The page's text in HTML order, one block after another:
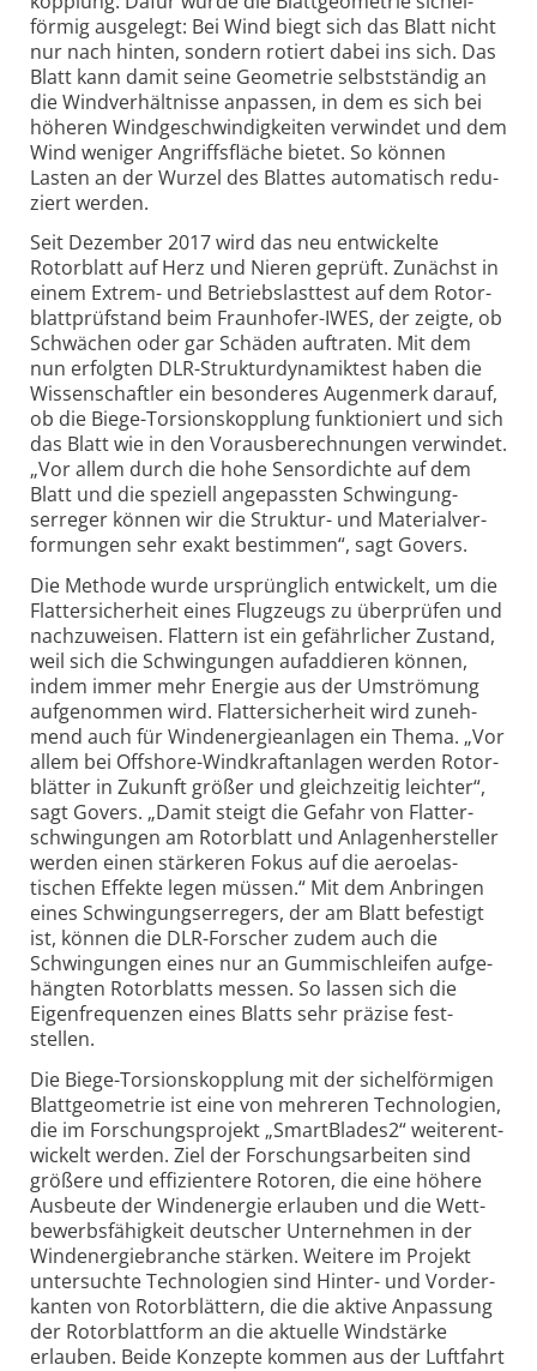
förmig aus­ge­legt: Bei Wind biegt sich das Blatt nicht
nur nach hinten, sondern rotiert dabei ins sich. Das
Blatt kann damit seine Geo­metrie selbst­ständig an
die Wind­ver­hält­nisse anpassen, in dem es sich bei
höheren Wind­geschwin­dig­keiten ver­windet und dem
Wind weniger Angriffs­fläche bietet. So können
Lasten an der Wurzel des Blattes auto­ma­tisch redu­
ziert werden.
Seit Dezember 2017 wird das neu entwickelte
Rotorblatt auf Herz und Nieren geprüft. Zunächst in
einem Extrem- und Betriebs­last­test auf dem Rotor­
blatt­prüf­stand beim Fraun­hofer-IWES, der zeigte, ob
Schwächen oder gar Schäden auftraten. Mit dem
nun erfolgten DLR-Struktur­dynamik­test haben die
Wissen­schaftler ein beson­deres Augen­merk darauf,
ob die Biege-Torsions­kopp­lung funktio­niert und sich
das Blatt wie in den Voraus­berech­nungen ver­windet.
„Vor allem durch die hohe Sensor­dichte auf dem
Blatt und die speziell ange­passten Schwingung­
serreger können wir die Struktur- und Material­ver­
for­mungen sehr exakt bestimmen“, sagt Govers.
Die Methode wurde ursprünglich entwickelt, um die
Flatter­sicher­heit eines Flug­zeugs zu über­prüfen und
nach­zu­weisen. Flattern ist ein gefähr­licher Zustand,
weil sich die Schwin­gungen auf­addieren können,
indem immer mehr Energie aus der Um­strö­mung
auf­ge­nommen wird. Flatter­sicher­heit wird zuneh­
mend auch für Wind­energie­anlagen ein Thema. „Vor
allem bei Off­shore-Wind­kraft­anlagen werden Rotor­
blätter in Zukunft größer und gleich­zeitig leichter“,
sagt Govers. „Damit steigt die Gefahr von Flatter­
schwin­gungen am Rotor­blatt und Anlagen­her­steller
werden einen stär­keren Fokus auf die aero­elas­
tischen Effekte legen müssen.“ Mit dem Anbringen
eines Schwingungs­erregers, der am Blatt befestigt
ist, können die DLR-Forscher zudem auch die
Schwin­gungen eines nur an Gummi­schleifen auf­ge­
hängten Rotor­blatts messen. So lassen sich die
Eigen­frequenzen eines Blatts sehr präzise fest­
stellen.
Die Biege-Torsionskopplung mit der sichelförmigen
Blatt­geo­metrie ist eine von mehreren Techno­logien,
die im Forschungs­projekt „SmartBlades2“ weiter­ent­
wickelt werden. Ziel der Forschungs­arbeiten sind
größere und effi­zien­tere Rotoren, die eine höhere
Aus­beute der Wind­energie erlauben und die Wett­
bewerbs­fähig­keit deutscher Unter­nehmen in der
Wind­energie­branche stärken. Weitere im Projekt
unter­suchte Techno­logien sind Hinter- und Vorder­
kanten von Rotor­blättern, die die aktive Anpas­sung
der Rotor­blatt­form an die aktu­elle Wind­stärke
erlauben. Beide Konzepte kommen aus der Luft­fahrt